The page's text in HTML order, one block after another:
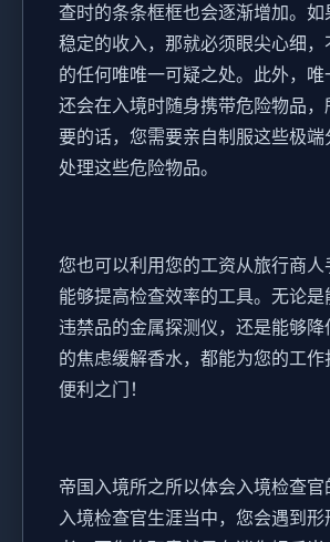
查时的条条框框也会逐渐增加。
稳定的收入，那就必须眼尖心细，
的任何唯唯一可疑之处。此外，
还会在入境时随身携带危险物品
要的话，您需要亲自制服这些极
处理这些危险物品。
您也可以利用您的工资从旅行商人
能够提高检查效率的工具。无论是
违禁品的金属探测仪，还是能够降
的焦虑缓解香水，都能为您的工作
便利之门！
帝国入境所之所以体会入境检查官
入境检查官生涯当中，您会遇到